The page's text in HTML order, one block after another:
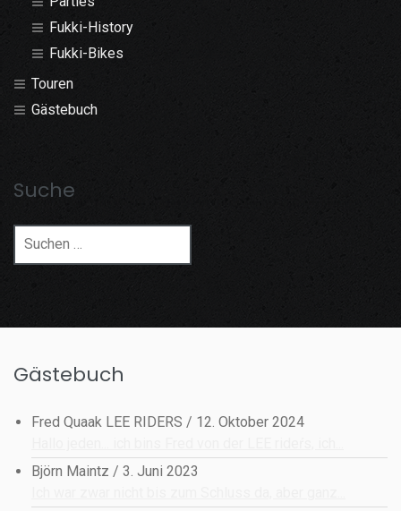
Fukki-History
Fukki-Bikes
Touren
Gästebuch
Suche
Suchen
Gästebuch
Fred Quaak LEE RIDERS / 12. Oktober 2024
Björn Maintz / 3. Juni 2023